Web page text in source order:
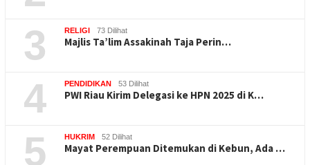
3 RELIGI 73 Dilihat
Majlis Ta’lim Assakinah Taja Perin…
4 PENDIDIKAN 53 Dilihat
PWI Riau Kirim Delegasi ke HPN 2025 di K…
5 HUKRIM 52 Dilihat
Mayat Perempuan Ditemukan di Kebun, Ada …